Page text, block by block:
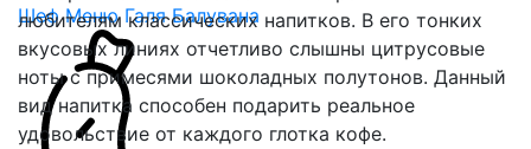
Шеф Меню Галя Балувана
любителям классических напитков. В его тонких
вкусовых линиях отчетливо слышны цитрусовые
ноты с примесями шоколадных полутонов. Данный
вид напитка способен подарить реальное
удовольствие от каждого глотка кофе.